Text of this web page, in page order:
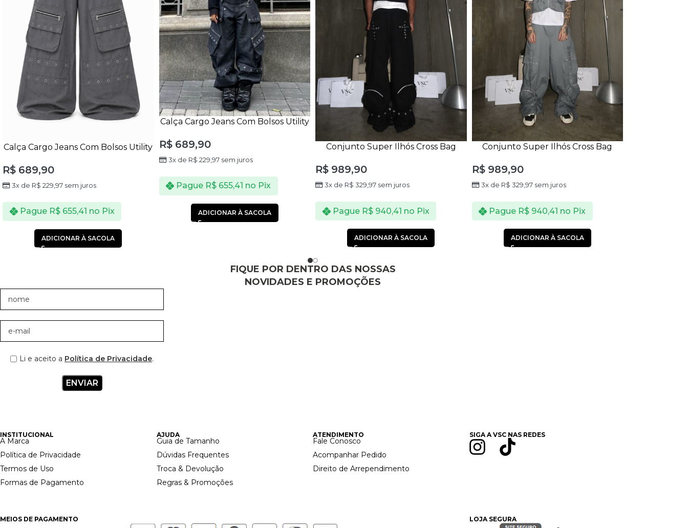
Calça Cargo Jeans Com Bolsos Utility
R$ 689,90
3x de R$ 229,97 sem juros
Pague R$655,41 no Pix
ADICIONAR À SACOLA
Calça Cargo Jeans Com Bolsos Utility
R$689,90
3x de R$ 229,97sem juros
Pague R$ 655,41 no Pix
ADICIONAR À SACOLA
Conjunto Super Ilhós Cross Bag
R$ 989,90
3x de R$ 329,97 sem juros
Pague R$940,41 no Pix
ADICIONAR À SACOLA
Conjunto Super Ilhós Cross Bag
R$989,90
3x de R$ 329,97sem juros
Pague R$ 940,41 no Pix
ADICIONAR À SACOLA
FIQUE POR DENTRO DAS NOSSAS
NOVIDADES E PROMOÇÕES
Li e aceito a Política de Privacidade.
INSTITUCIONAL
A Marca
Política de Privacidade
Termos de Uso
Formas de Pagamento
AJUDA
Guia de Tamanho
Dúvidas Frequentes
Troca & Devolução
Regras & Promoções
ATENDIMENTO
Fale Conosco
Acompanhar Pedido
Direito de Arrependimento
SIGA A VSC NAS REDES
MEIOS DE PAGAMENTO LOJA SEGURA